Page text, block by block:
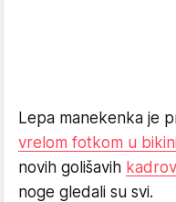
Lepa manekenka je
vrelom fotkom u
novih golišavih
noge gledali su svi.